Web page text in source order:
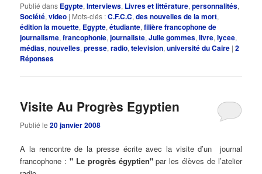
Publié dans Egypte,Interviews, Livres et littérature,personnalités,
Société,video | Mots-clés :C.F.C.C,des nouvelles de la mort,
édition la mouette, Egypte,étudiante,filière francophone de
journalisme,francophonie,journaliste,Julie gommes,livre,lycee,
médias,nouvelles,presse,radio,television,université du Caire |2
Réponses
Visite Au Progrès Egyptien
Publié le20 janvier 2008
A la rencontre de la presse écrite avec la visite d’un journal
francophone : " Le progrès égyptien"par les élèves de l’atelier